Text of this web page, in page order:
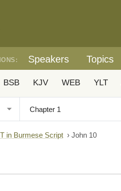
Speakers Topics
BSB KJV WEB YLT
in Burmese Script › John 10